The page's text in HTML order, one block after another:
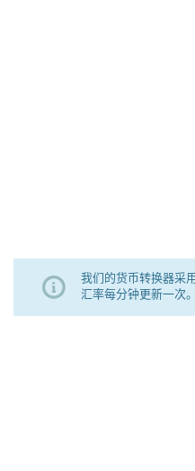
我们的货币转换器采
汇率每分钟更新一次。